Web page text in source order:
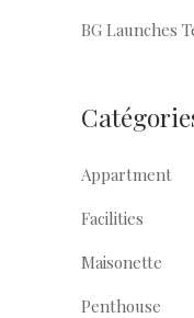
BG Launches
Appartment
Facilities
Maisonette
Penthouse